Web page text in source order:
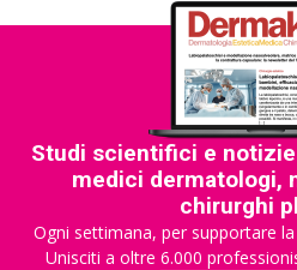
Studi scientifici e
medici dermatologi,
chirurghi
Ogni settimana, per supportare
Unisciti a oltre 6.000